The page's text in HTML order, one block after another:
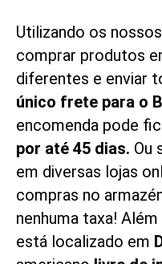
Utilizando os
comprar produtos
diferentes e enviar
único frete para o
encomenda pode
por até 45 dias. Ou
em diversas lojas
compras no
nenhuma taxa!
está localizado em